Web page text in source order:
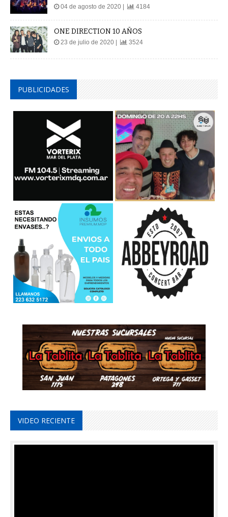
04 de agosto de 2020 | 4184
ONE DIRECTION 10 AÑOS
23 de julio de 2020 | 3524
PUBLICIDADES
VIDEO RECIENTE